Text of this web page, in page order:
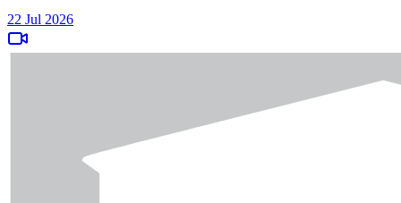
22 Jul 2026